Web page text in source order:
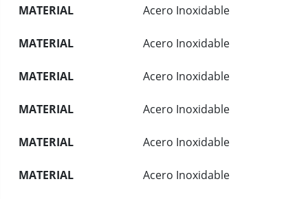
MATERIAL Acero Inoxidable
MATERIAL Acero Inoxidable
MATERIAL Acero Inoxidable
MATERIAL Acero Inoxidable
MATERIAL Acero Inoxidable
MATERIAL Acero Inoxidable